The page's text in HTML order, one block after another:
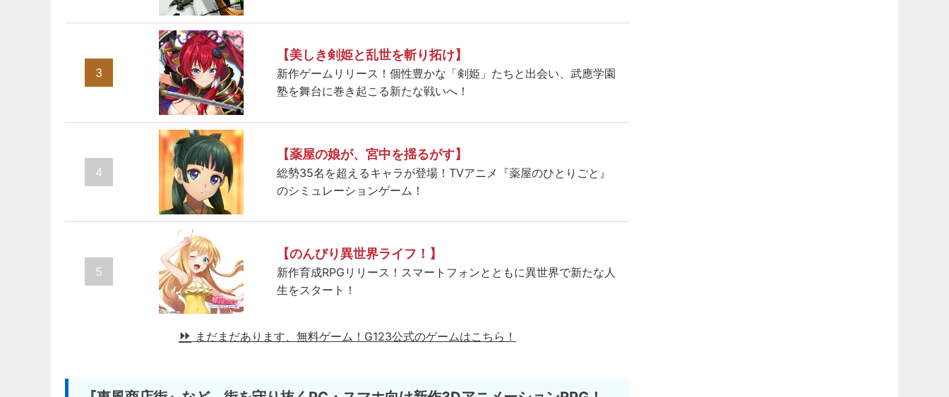
3
【美しき剣姫と乱世を斬り拓け】
新作ゲームリリース！個性豊かな「剣姫」たちと出会い、武應学園
塾を舞台に巻き起こる新たな戦いへ！
4
【薬屋の娘が、宮中を揺るがす】
総勢35名を超えるキャラが登場！TVアニメ『薬屋のひとりごと』
のシミュレーションゲーム！
5
【のんびり異世界ライフ！】
新作育成RPGリリース！スマートフォンとともに異世界で新たな人
生をスタート！
まだまだあります、無料ゲーム！ G123公式のゲームはこちら！